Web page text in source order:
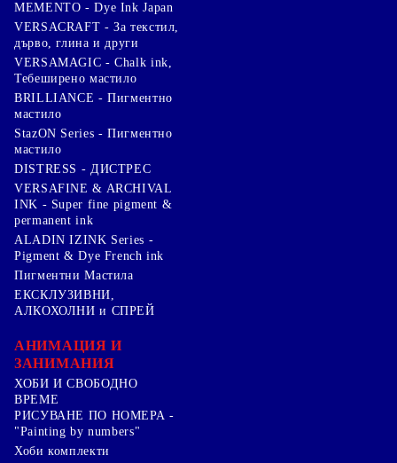
MEMENTO - Dye Ink Japan
VERSACRAFT - За текстил,
дърво, глина и други
VERSAMAGIC - Chalk ink,
Тебеширено мастило
BRILLIANCE - Пигментно
мастило
StazON Series - Пигментно
мастило
DISTRESS - ДИСТРЕС
VERSAFINE & ARCHIVAL
INK - Super fine pigment &
permanent ink
ALADIN IZINK Series -
Pigment & Dye French ink
Пигментни Мастила
ЕКСКЛУЗИВНИ,
АЛКОХОЛНИ и СПРЕЙ
АНИМАЦИЯ И
ЗАНИМАНИЯ
ХОБИ И СВОБОДНО
ВРЕМЕ
РИСУВАНЕ ПО НОМЕРА -
"Painting by numbers"
Хоби комплекти